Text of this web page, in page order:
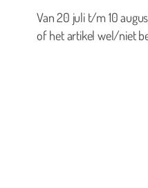
Van 20 juli t/m 10
of het artikel wel/niet